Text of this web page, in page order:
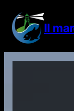
contenuto
Il